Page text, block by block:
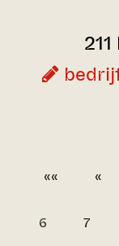
«« «
6 7